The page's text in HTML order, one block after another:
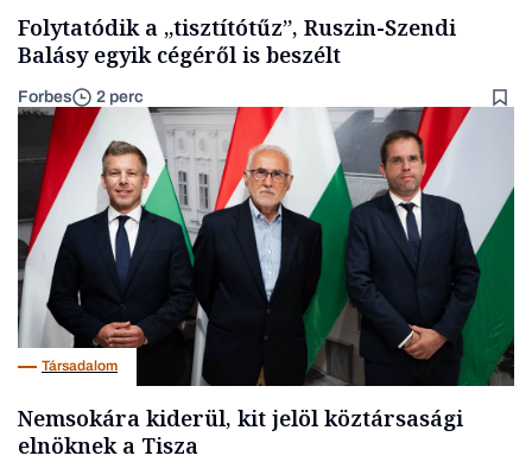
Folytatódik a „tisztítótűz”, Ruszin-Szendi
Balásy egyik cégéről is beszélt
Forbes 2 perc
Társadalom
Nemsokára kiderül, kit jelöl köztársasági
elnöknek a Tisza